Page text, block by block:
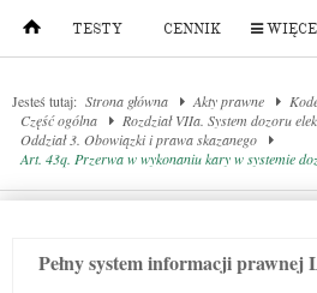
TESTY CENNIK
Jesteś tutaj: Strona główna Akty prawne
Część ogólna
Rozdział VIIa. System dozoru
Oddział 3. Obowiązki i prawa skazanego
Art. 43q. Przerwa w wykonaniu kary w systemie
Pełny system informacji prawnej